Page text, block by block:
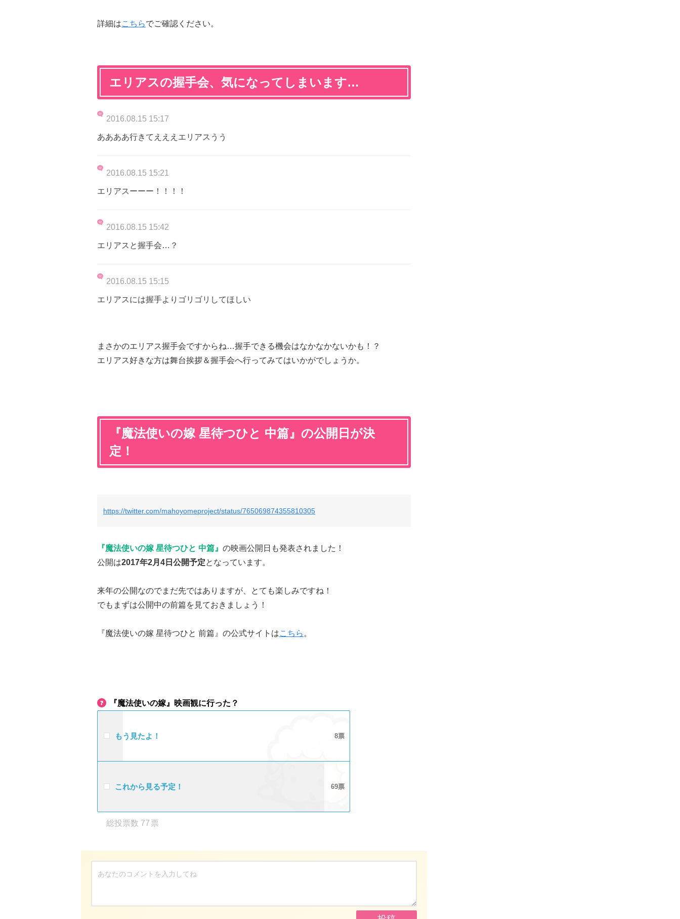
詳細はこちらでご確認ください。
エリアスの握手会、気になってしまいます…
2016.08.15 15:17
ああああ行きてえええエリアスうう
2016.08.15 15:21
エリアスーーー！！！！
2016.08.15 15:42
エリアスと握手会…？
2016.08.15 15:15
エリアスには握手よりゴリゴリしてほしい
まさかのエリアス握手会ですからね…握手できる機会はなかなかないかも！？
エリアス好きな方は舞台挨拶＆握手会へ行ってみてはいかがでしょうか。
『魔法使いの嫁 星待つひと 中篇』の公開日が決
定！
https://twitter.com/mahoyomeproject/status/765069874355810305
『魔法使いの嫁 星待つひと 中篇 』 の映画公開日も発表されました！
公開は2017年2月4日公開予定となっています。
来年の公開なのでまだ先ではありますが、とても楽しみですね！
でもまずは公開中の前篇を見ておきましょう！
『魔法使いの嫁 星待つひと 前篇』の公式サイトはこちら 。
『魔法使いの嫁』映画観に行った？
もう見たよ！ 8
これから見る予定！ 69
77